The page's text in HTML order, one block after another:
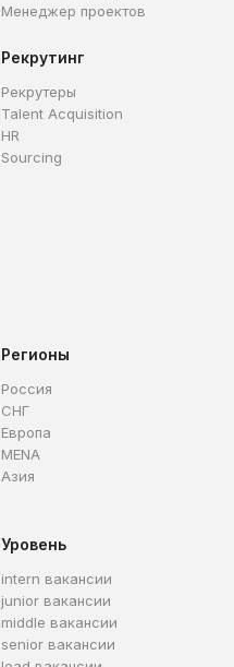
Менеджер проектов
Рекрутинг
Рекрутеры
Talent Acquisition
HR
Sourcing
Регионы
Россия
СНГ
Европа
MENA
Азия
Уровень
intern вакансии
junior вакансии
middle вакансии
senior вакансии